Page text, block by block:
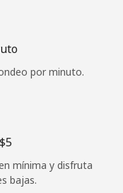
→
por minuto.
mínima y disfruta
bajas.